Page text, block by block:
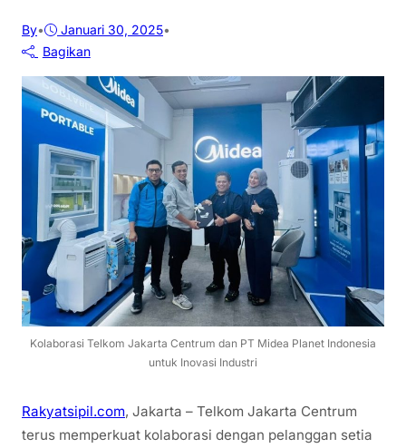
By• Januari 30, 2025•
Bagikan
Kolaborasi Telkom Jakarta Centrum dan PT Midea Planet Indonesia
untuk Inovasi Industri
Rakyatsipil.com, Jakarta – Telkom Jakarta Centrum
terus memperkuat kolaborasi dengan pelanggan setia